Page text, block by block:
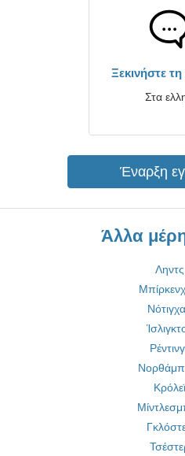
Ξεκινήστε
Στα
Έναρξη
Άλλα
Ληντς
Κρόλεϊ